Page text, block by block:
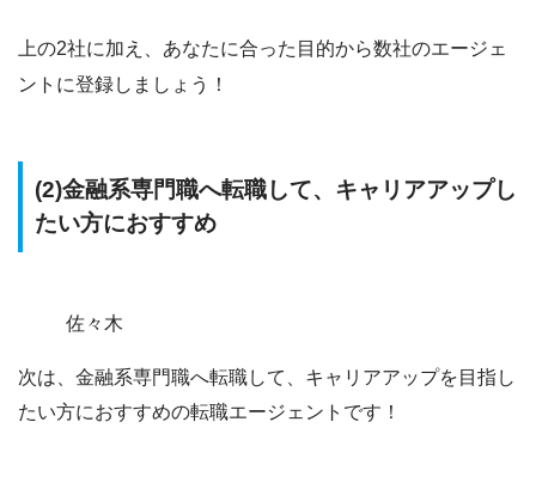
上の2社に加え、あなたに合った目的から数社のエージェ
ントに登録しましょう！
(2)金融系専門職へ転職して、キャリアアップし
たい方におすすめ
佐々木
次は、金融系専門職へ転職して、キャリアアップを目指し
たい方におすすめの転職エージェントです！